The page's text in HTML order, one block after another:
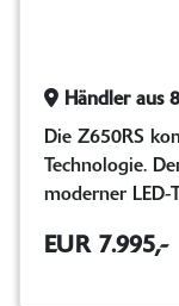
Händler aus
Die Z650RS
Technologie.
moderner LED-
EUR 7.995,-